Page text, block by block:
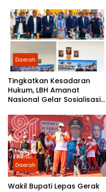
Daerah
Tingkatkan Kesadaran
Hukum, LBH Amanat
Nasional Gelar Sosialisasi
Morawa
Daerah
Wakil Bupati Lepas Gerak